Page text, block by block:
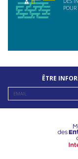
ÊTRE